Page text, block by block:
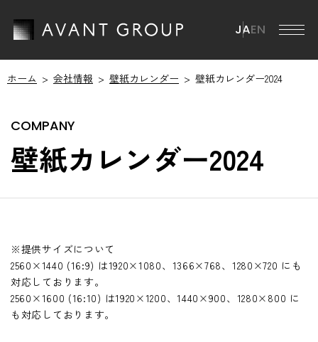
JAEN
バントグループ
バントグループ TOP
ループCEOメッセージ
ループ事業
社情報
社情報 TOP
革
ループ会社
ステナビリティ
ステナビリティ TOP
マテリアリティ
情報
ホーム 会社情報 壁紙カレンダー 壁紙カレンダー2024
壁紙カレンダー2024
※提供サイズについて
2560×1440 (16:9) は1920×1080、1366×768、1280×720 にも
対応しております。
2560×1600 (16:10) は1920×1200、1440×900、1280×800 に
も対応しております。